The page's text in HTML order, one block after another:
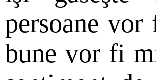
persoane
bune vor fi